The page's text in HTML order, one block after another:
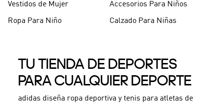
Vestidos de Mujer Accesorios Para Niños
Ropa Para Niño Calzado Para Niñas
TU TIENDA DE DEPORTES
PARA CUALQUIER DEPORTE
adidas diseña ropa deportiva y tenis para atletas de